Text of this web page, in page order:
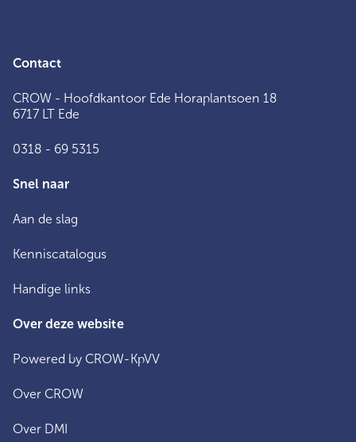
Contact
CROW - Hoofdkantoor Ede Horaplantsoen 18
6717 LT Ede
0318 - 69 5315
Snel naar
Aan de slag
Kenniscatalogus
Handige links
Over deze website
Powered by CROW-KpVV
Over CROW
Over DMI